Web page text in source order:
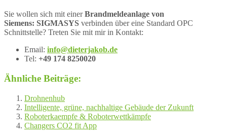
Sie wollen sich mit einerBrandmeldeanlage von
Siemens: SIGMASYS verbinden über eine Standard OPC
Schnittstelle? Treten Sie mit mir in Kontakt:
Email: info@dieterjakob.de
Tel: +49 174 8250020
Ähnliche Beiträge:
Drohnenhub
Intelligente, grüne, nachhaltige Gebäude der Zukunft
Roboterkaempfe & Roboterwettkämpfe
Changers CO2 fit App